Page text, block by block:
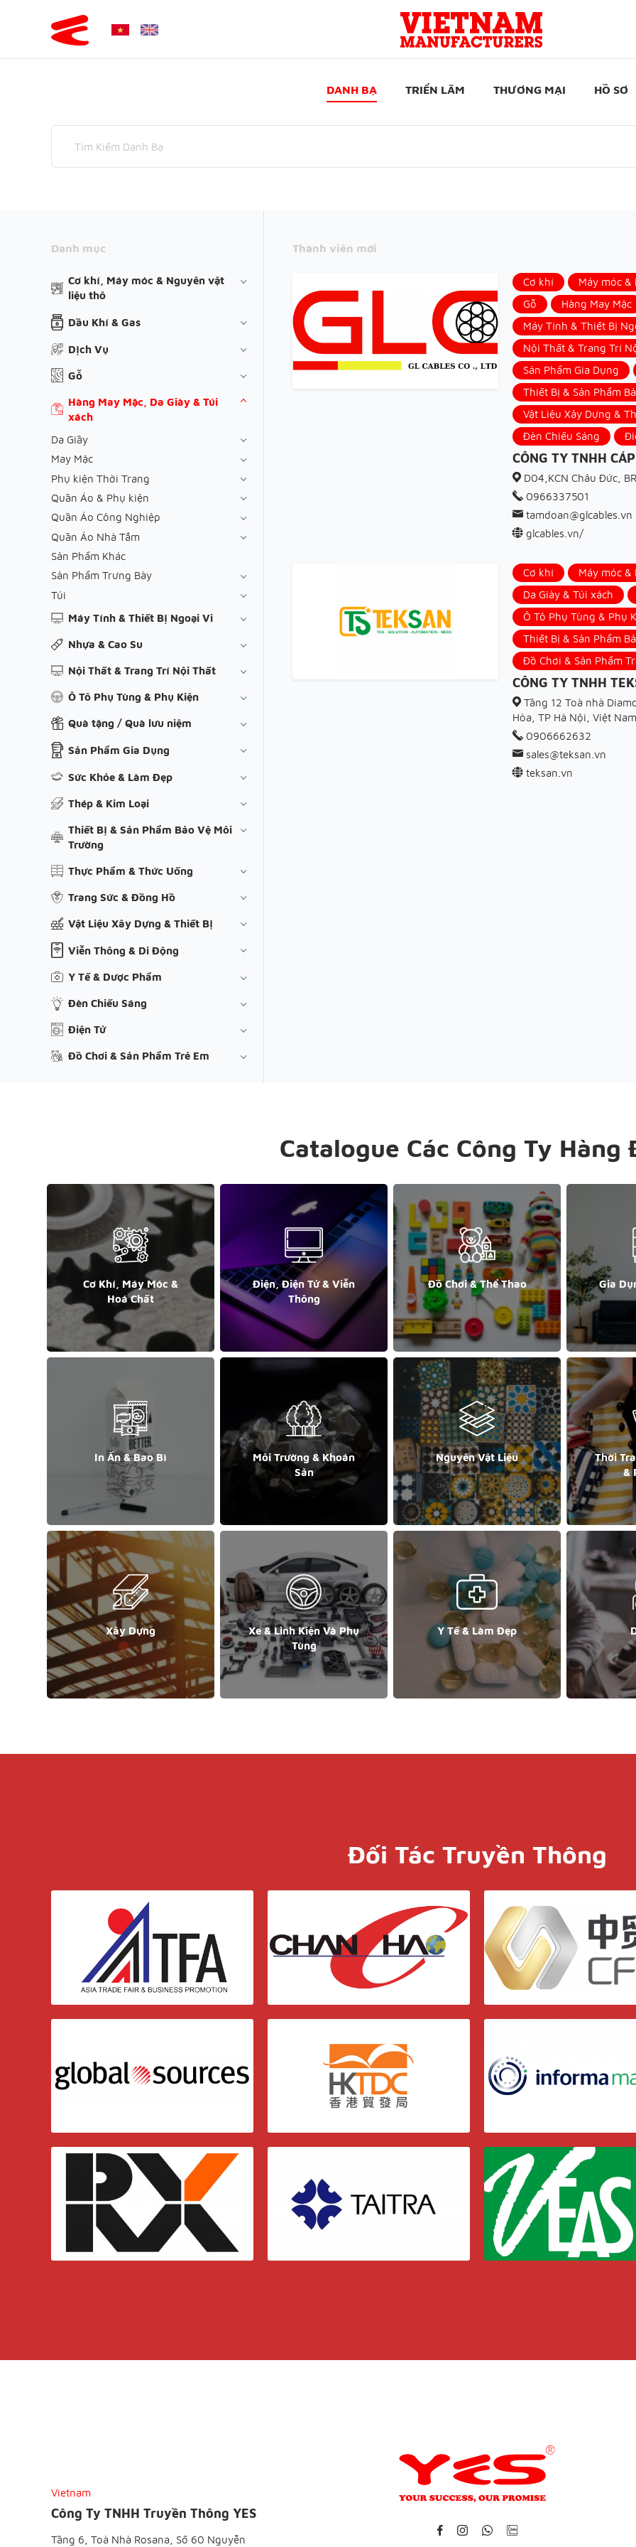
DANH BẠ TRIỂN LÃM THƯƠNG MẠI HỒ SƠ
Danh mục
Cơ khí, Máy móc & Nguyên vật
liệu thô
Dầu Khí & Gas
Dịch Vụ
Gỗ
Hàng May Mặc, Da Giày & Túi
xách
Da Giầy
May Mặc
Phụ kiện Thời Trang
Quần Áo & Phụ kiện
Quần Áo Công Nghiệp
Quần Áo Nhà Tắm
Sản Phẩm Khác
Sản Phẩm Trưng Bày
Túi
Máy Tính & Thiết Bị Ngoại Vi
Nhựa & Cao Su
Nội Thất & Trang Trí Nội Thất
Ô Tô Phụ Tùng & Phụ Kiện
Quà tặng / Quà lưu niệm
Sản Phẩm Gia Dụng
Sức Khỏe & Làm Đẹp
Thép & Kim Loại
Thiết Bị & Sản Phẩm Bảo Vệ Môi
Trường
Thực Phẩm & Thức Uống
Trang Sức & Đồng Hồ
Vật Liệu Xây Dựng & Thiết Bị
Viễn Thông & Di Động
Y Tế & Dược Phẩm
Đèn Chiếu Sáng
Điện Tử
Đồ Chơi & Sản Phẩm Trẻ Em
Thành viên mới
Cơ khí
Máy móc
Gỗ
Hàng May Mặc
Máy Tính & Thiết Bị
Nội Thất & Trang Trí
Sản Phẩm Gia Dụng
Thiết Bị & Sản Phẩm
Vật Liệu Xây Dựng &
Đèn Chiếu Sáng
CÔNG TY TNHH
D04,KCN Châu Đức,
0966337501
tamdoan@glcables.vn
glcables.vn/
Cơ khí
Máy móc
Da Giày & Túi xách
Ô Tô Phụ Tùng & Phụ
Thiết Bị & Sản Phẩm
Đồ Chơi & Sản Phẩm
CÔNG TY TNHH
Tầng 12 Toà nhà
Hòa, TP Hà Nội, Việt
0906662632
sales@teksan.vn
teksan.vn
Catalogue Các Công Ty Hàng
Cơ Khí, Máy Móc &
Hoá Chất
Điện, Điện Tử & Viễn
Thông
Đồ Chơi & Thể Thao Gia
In Ấn & Bao Bì
Môi Trường & Khoán
Sản
Nguyên Vật Liệu
Thời
&
Xây Dựng
Xe & Linh Kiện Và Phụ
Tùng
Y Tế & Làm Đẹp
Đối Tác Truyền Thông
Vietnam
Công Ty TNHH Truyền Thông YES
Tầng 6, Toà Nhà Rosana, Số 60 Nguyễn